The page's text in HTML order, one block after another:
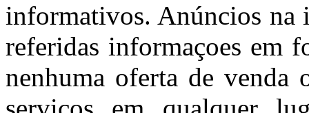
informativos. Anúncios na
referidas informaçoes em
nenhuma oferta de venda